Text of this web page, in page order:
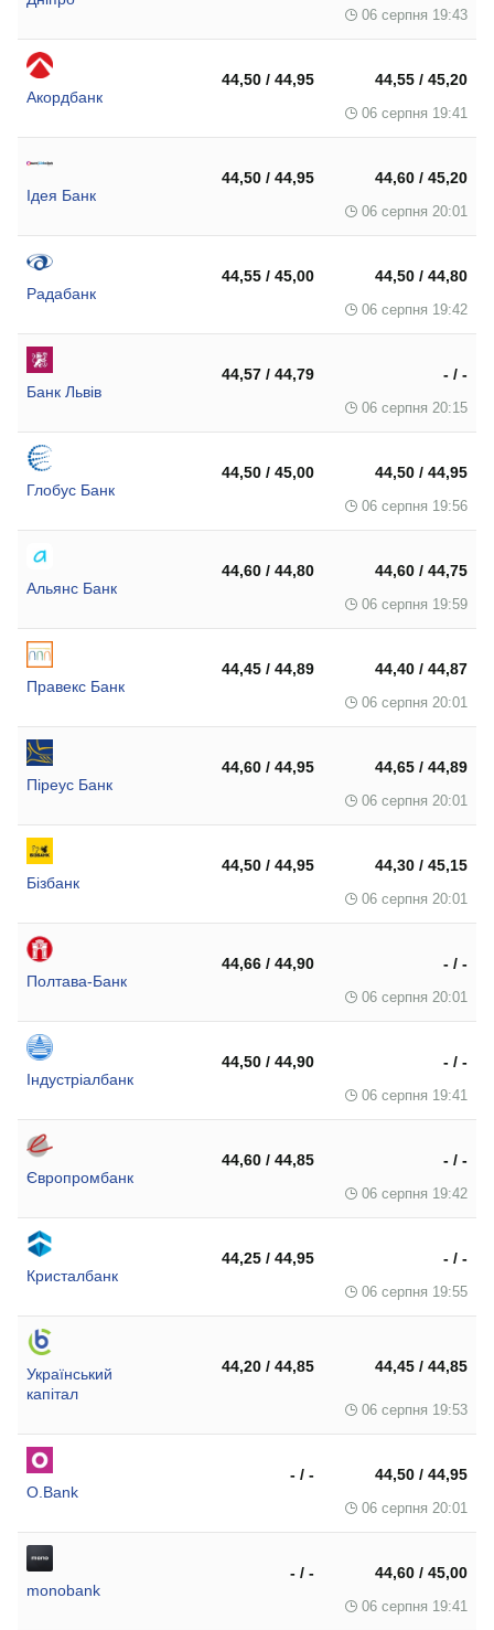
06 серпня 19:43
Акордбанк
44,50 / 44,95 44,55 / 45,20
06 серпня 19:41
Ідея Банк
44,50 / 44,95 44,60 / 45,20
06 серпня 20:01
Радабанк
44,55 / 45,00 44,50 / 44,80
06 серпня 19:42
Банк Львів
44,57 / 44,79 - / -
06 серпня 20:15
Глобус Банк
44,50 / 45,00 44,50 / 44,95
06 серпня 19:56
Альянс Банк
44,60 / 44,80 44,60 / 44,75
06 серпня 19:59
Правекс Банк
44,45 / 44,89 44,40 / 44,87
06 серпня 20:01
Піреус Банк
44,60 / 44,95 44,65 / 44,89
06 серпня 20:01
Бізбанк
44,50 / 44,95 44,30 / 45,15
06 серпня 20:01
Полтава-Банк
44,66 / 44,90 - / -
06 серпня 20:01
Індустріалбанк
44,50 / 44,90 - / -
06 серпня 19:41
Європромбанк
44,60 / 44,85 - / -
06 серпня 19:42
Кристалбанк
44,25 / 44,95 - / -
06 серпня 19:55
Український
капітал
44,20 / 44,85 44,45 / 44,85
06 серпня 19:53
O.Bank
- / - 44,50 / 44,95
06 серпня 20:01
monobank
- / - 44,60 / 45,00
06 серпня 19:41